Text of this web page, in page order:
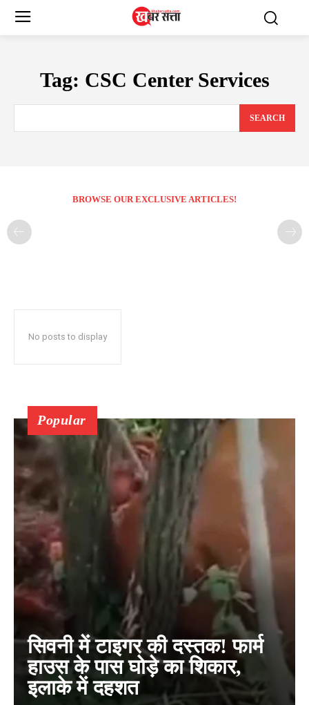
Tag: CSC Center Services
SEARCH
BROWSE OUR EXCLUSIVE ARTICLES!
No posts to display
Popular
सिवनी में टाइगर की दस्तक! फार्म
हाउस के पास घोड़े का शिकार,
इलाके में दहशत